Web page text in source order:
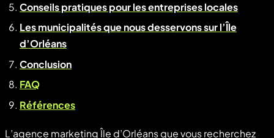
Conseils pratiques pour les entreprises locales
Les municipalités que nous desservons sur l’Île
d’Orléans
Conclusion
FAQ
Références
L’agence marketing Île d’Orléans que vous recherchez